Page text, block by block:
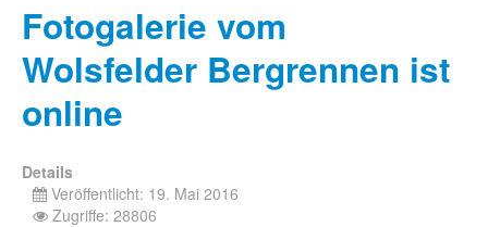
Fotogalerie vom
Wolsfelder Bergrennen ist
online
Details
Veröffentlicht: 19. Mai 2016
Zugriffe: 28806